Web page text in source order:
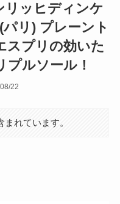
リッヒディンケ
リ) プレーント
スプリの効いた
プルソール！
22
れています。